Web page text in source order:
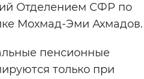
Отделением СФР по
Мохмад-Эми Ахмадов.
пенсионные
только при